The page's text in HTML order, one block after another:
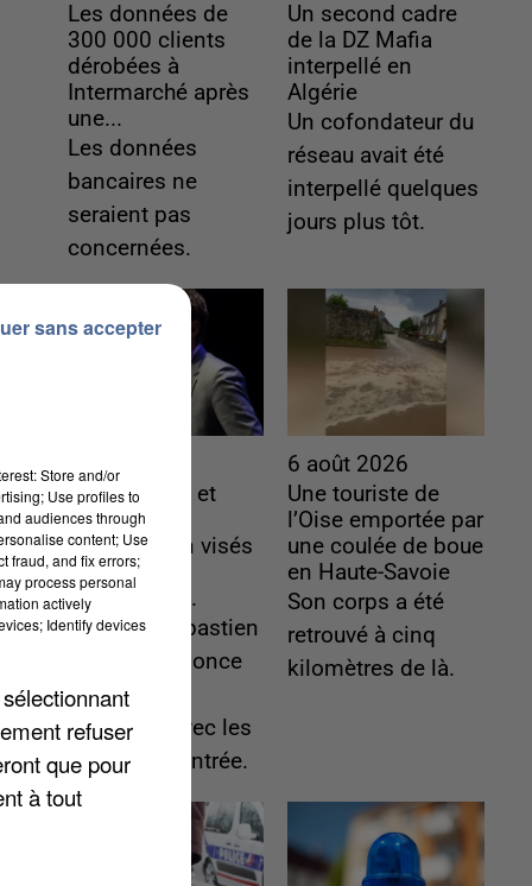
Les données de
300 000 clients
dérobées à
Intermarché après
une...
Les données
bancaires ne
seraient pas
concernées.
Un second cadre
de la DZ Mafia
interpellé en
Algérie
Un cofondateur du
réseau avait été
interpellé quelques
jours plus tôt.
6 août 2026
Gabriel Attal et
Raphaël
Glucksmann visés
par des
ingérences...
Sollicité, Sébastien
Lecornu annonce
un "travail
commun" avec les
partis à la rentrée.
6 août 2026
Une touriste de
l’Oise emportée par
une coulée de boue
en Haute-Savoie
Son corps a été
retrouvé à cinq
kilomètres de là.
Store and/or
Use profiles to
audiences through
content; Use
fraud, and fix errors;
process personal
actively
Identify devices
refuser
que pour
à tout
sans accepter